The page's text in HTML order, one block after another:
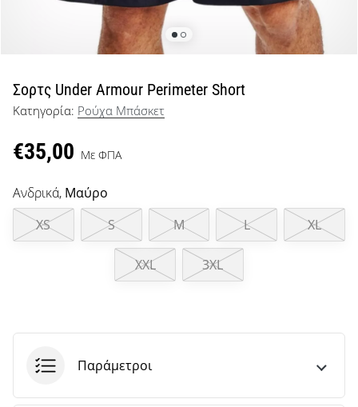
μπάσκετ
μπάσκετ
όπως
εμείς;
μαζί
ως
πρεσβευτής
της
μάρκας
άρθρων
Σορτς Under Armour Perimeter Short
Κατηγορία: Ρούχα Μπάσκετ
€35,00 Με ΦΠΑ
Ανδρικά, Μαύρο
XS
S M L XL
XXL 3XL
Παράμετροι